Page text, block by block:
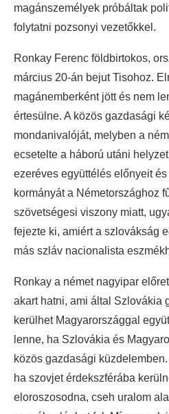
magánszemélyek próbáltak
folytatni pozsonyi vezetőkkel.
Ronkay Ferenc földbirtokos,
március 20-án bejut Tisohoz.
magánemberként jött és nem
értesülne. A közös gazdasági
mondanivalóját, melyben a
ecsetelte a háború utáni
ezeréves együttélés előnyeit
kormányát a Németországhoz
szövetségesi viszony miatt,
fejezte ki, amiért a szlovákság
más szláv nacionalista
Ronkay a német nagyipar
akart hatni, ami által Szlovákia
kerülhet Magyarországgal
lenne, ha Szlovákia és
közös gazdasági
ha szovjet érdekszférába
eloroszosodna, cseh uralom